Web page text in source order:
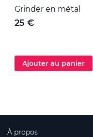
Grinder en métal
25 €
Ajouter au panier
À propos